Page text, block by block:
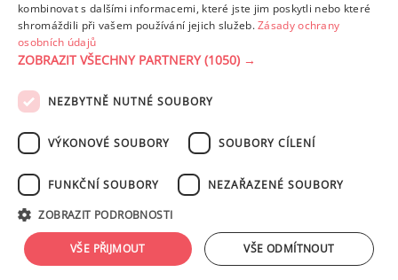
Vyhledat všechny recepty od uživatele
PODMÍNKY UŽITÍ ZÁSADY OCHRANY OSOBNÍCH ÚDAJŮ
NASTAVENÍ COOKIES
tohoto serveru je bez písemného souhlasu provozovatele zakázáno.
Design: Eva Roverová
kombinovat s dalšími informacemi, které jste jim poskytli nebo které
shromáždili při vašem používání jejich služeb.Zásady ochrany
osobních údajů
ZOBRAZIT VŠECHNY PARTNERY(1050) →
NEZBYTNĚ NUTNÉ SOUBORY
VÝKONOVÉ SOUBORY SOUBORY CÍLENÍ
FUNKČNÍ SOUBORY NEZAŘAZENÉ SOUBORY
ZOBRAZIT PODROBNOSTI
VŠE PŘIJMOUT VŠE ODMÍTNOUT